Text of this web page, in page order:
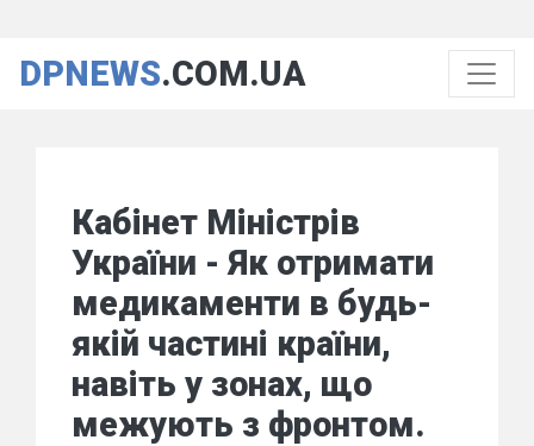
DPNEWS.COM.UA
Кабінет Міністрів
України - Як отримати
медикаменти в будь-
якій частині країни,
навіть у зонах, що
межують з фронтом.